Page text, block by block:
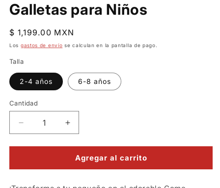
Galletas para Niños
Precio
habitual
$ 1,199.00 MXN
Los gastos de envío se calculan en la pantalla de pago.
Talla
2-4 años 6-8 años
Cantidad
Reducir
cantidad
para
del
Aumentar
cantidad
para
Mameluco
del
Agregar al carrito